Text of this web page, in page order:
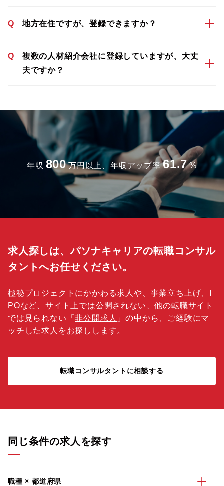
Q 地方在住ですが、登録できますか？
Q
複数の人材紹介会社に登録していますが、大丈
夫ですか？
年収 800 万円以上、年収アップ率 61.7 %
求人探しは、パソナキャリアの転職コンサル
タントへお任せください。
極秘プロジェクトにかかわる求人や、事業立ち上げ、I
POなど、サイト上では公開されない、他の転職サイト
では見られない「非公開求人 」の中から、ご経験にマ
ッチした求人をお探しします。
転職コンサルタントに相談する
同じ条件の求人を探す
職種 × 都道府県